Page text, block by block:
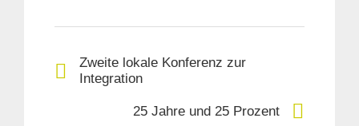
Zweite lokale Konferenz zur
Integration
25 Jahre und 25 Prozent